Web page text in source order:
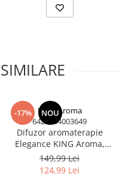
-17% NOU
KING Aroma
6425634003649
Difuzor aromaterapie
Elegance KING Aroma,
handmade în România, cu
lumânare și 3 uleiuri
149,99 Lei
124,99 Lei